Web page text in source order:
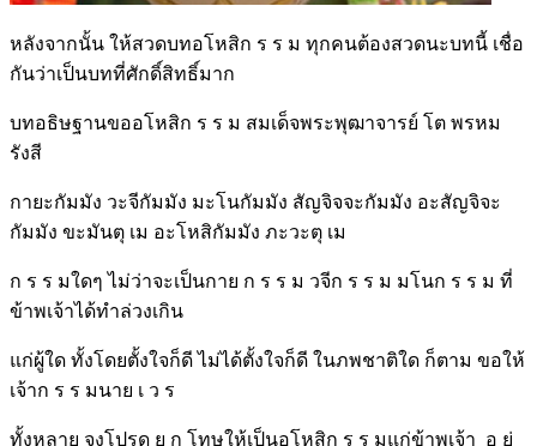
หลังจากนั้น ให้สวดบทอโหสิก ร ร ม ทุกคนต้องสวดนะบทนี้ เชื่อ
กันว่าเป็นบทที่ศักดิ์สิทธิ์มาก
บทอธิษฐานขออโหสิก ร ร ม สมเด็จพระพุฒาจารย์ โต พรหม
รังสี
กายะกัมมัง วะจีกัมมัง มะโนกัมมัง สัญจิจจะกัมมัง อะสัญจิจะ
กัมมัง ขะมันตุ เม อะโหสิกัมมัง ภะวะตุ เม
ก ร ร มใดๆ ไม่ว่าจะเป็นกาย ก ร ร ม วจีก ร ร ม มโนก ร ร ม ที่
ข้าพเจ้าได้ทำล่วงเกิน
แก่ผู้ใด ทั้งโดยตั้งใจก็ดี ไม่ได้ตั้งใจก็ดี ในภพชาติใด ก็ตาม ขอให้
เจ้าก ร ร มนาย เ ว ร
ทั้งหลาย จงโปรด ย ก โทษให้เป็นอโหสิก ร ร มแก่ข้าพเจ้า อ ย่